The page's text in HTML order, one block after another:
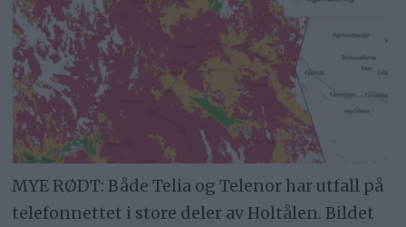
MYE RØDT: Både Telia og Telenor har utfall på
telefonnettet i store deler av Holtålen. Bildet